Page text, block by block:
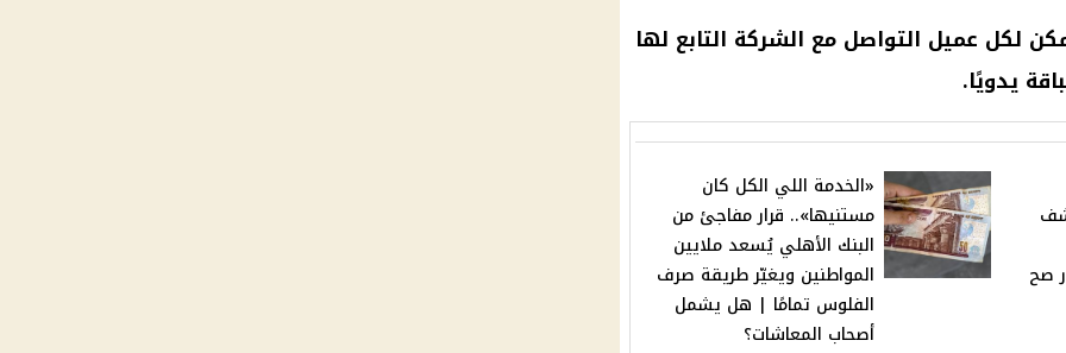
لكل عميل التواصل مع الشركة التابع لها
يدويًا.
يكشف
صح
«الخدمة اللي الكل كان
مستنيها».. قرار مفاجئ من
البنك الأهلي يُسعد ملايين
المواطنين ويغيّر طريقة صرف
الفلوس تمامًا | هل يشمل
أصحاب المعاشات؟